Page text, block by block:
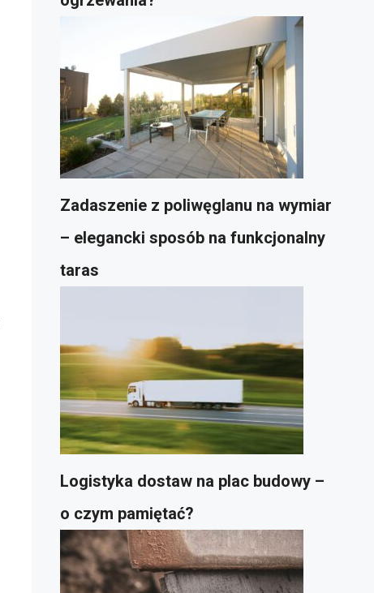
Zadaszenie z poliwęglanu na wymiar
– elegancki sposób na funkcjonalny
taras
Logistyka dostaw na plac budowy –
o czym pamiętać?